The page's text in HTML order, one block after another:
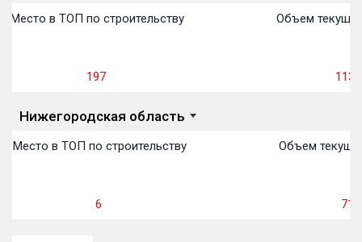
Место в ТОП по строительству
197
Объем
113
Нижегородская область
Место в ТОП по строительству
6
Объем
71